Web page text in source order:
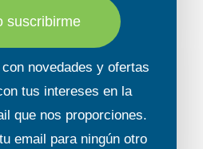
el guía lleva un
auxilios. Sin embargo, es
botiquín personal, variable
que incluirá como
suscribirme
novedades y ofertas
tus intereses en la
que nos proporciones.
email para ningún otro